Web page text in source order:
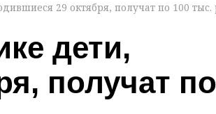
29 октября, получат по 100 тыс.
дети,
получат